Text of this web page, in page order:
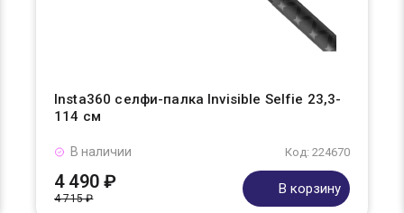
Insta360 селфи-палка Invisible Selfie 23,3-
114 см
Код: 224670
В наличии
4 490 ₽
4 715 ₽
В корзину